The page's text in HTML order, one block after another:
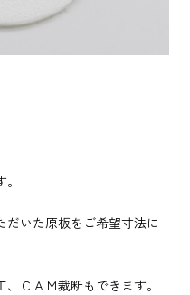
いた原板をご希望寸法に
ＣＡＭ裁断もできます。